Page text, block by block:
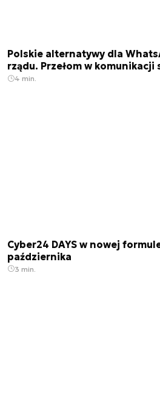
Polskie alternatywy dla
rządu. Przełom w komunikacji
4 min.
Cyber24 DAYS w nowej
października
3 min.